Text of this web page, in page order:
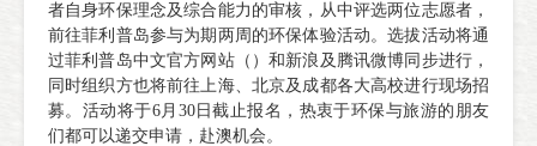
者自身环保理念及综合能力的审核，从中评选两位志愿者，
前往菲利普岛参与为期两周的环保体验活动。选拔活动将通
过菲利普岛中文官方网站（）和新浪及腾讯微博同步进行，
同时组织方也将前往上海、北京及成都各大高校进行现场招
募。活动将于6月30日截止报名，热衷于环保与旅游的朋友
们都可以递交申请，赴澳机会。